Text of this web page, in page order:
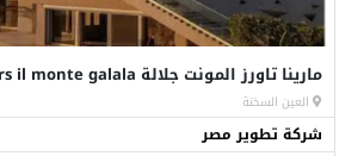
مارينا تاورز المونت جلالة marina towers il monte galala
العين السخنة
شركة تطوير مصر